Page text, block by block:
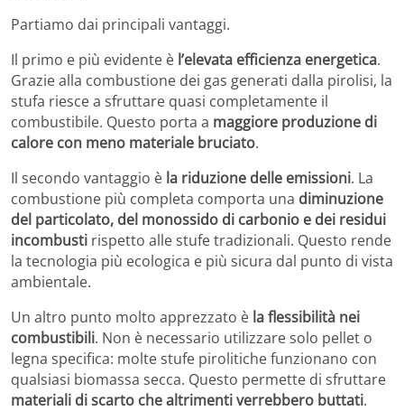
Partiamo dai principali vantaggi.
Il primo e più evidente è l’elevata efficienza energetica.
Grazie alla combustione dei gas generati dalla pirolisi, la
stufa riesce a sfruttare quasi completamente il
combustibile. Questo porta a maggiore produzione di
calore con meno materiale bruciato.
Il secondo vantaggio è la riduzione delle emissioni. La
combustione più completa comporta una diminuzione
del particolato, del monossido di carbonio e dei residui
incombusti rispetto alle stufe tradizionali. Questo rende
la tecnologia più ecologica e più sicura dal punto di vista
ambientale.
Un altro punto molto apprezzato è la flessibilità nei
combustibili. Non è necessario utilizzare solo pellet o
legna specifica: molte stufe pirolitiche funzionano con
qualsiasi biomassa secca. Questo permette di sfruttare
materiali di scarto che altrimenti verrebbero buttati.